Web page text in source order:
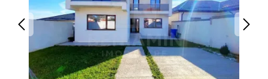
Servicii
Animale de companie
Afaceri și echipamente profesionale
Inchiriere Bunuri si Vehicule
Utilaje agricole si industriale
Piese auto si accesorii
Dacia Duster